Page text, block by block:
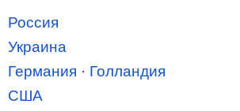
Россия
Украина
Германия · Голландия
США